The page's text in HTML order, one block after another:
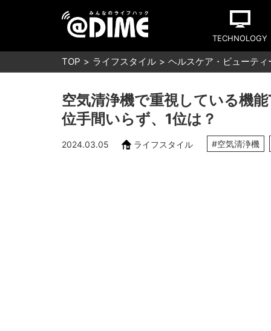
TECHNOLOGY
TOP ライフスタイル ヘルスケア・ビューティ
空気清浄機で重視している機
位手間いらず、1位は？
2024.03.05 ライフスタイル #空気清浄機